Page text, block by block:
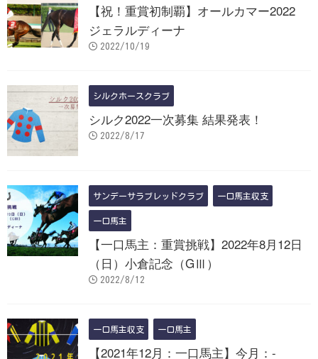
【祝！重賞初制覇】オールカマー2022
ジェラルディーナ
2022/10/19
シルクホースクラブ
シルク2022一次募集 結果発表！
2022/8/17
サンデーサラブレッドクラブ 一口馬主収支
一口馬主
【一口馬主：重賞挑戦】2022年8月12日
（日）小倉記念（GⅢ）
2022/8/12
一口馬主収支 一口馬主
【2021年12月：一口馬主】今月：-